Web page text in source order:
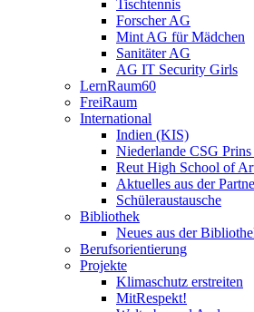
Tischtennis
Forscher AG
Mint AG für Mädchen
Sanitäter AG
AG IT Security Girls
LernRaum60
FreiRaum
International
Indien (KIS)
Niederlande CSG
Reut High School of
Aktuelles aus der
Schüleraustausche
Bibliothek
Neues aus der
Berufsorientierung
Projekte
Klimaschutz erstreiten
MitRespekt!